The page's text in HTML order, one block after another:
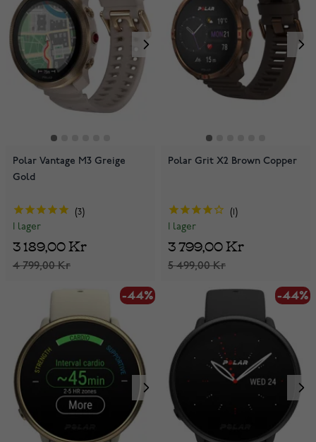
Polar Vantage M3 Greige
Gold
3
I lager
4 799,00 Kr
3 189,00 Kr
Polar Grit X2 Brown Copper
I lager
5 499,00 Kr
3 799,00 Kr
-44% -44%